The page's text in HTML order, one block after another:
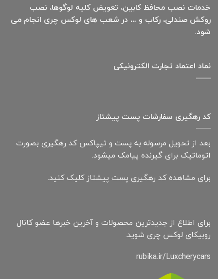
خدمات نصب محافظ کابین، تعویض کلیه لوگوها، نصب
روکش صندلی، رکاب و … در شعب های لوکس چری انجام می
شود.
نماد اعتماد تجارت الكترونیكی
کد رهگیری سفارشات پست پیشتاز
بعد از تحویل مرسوله به پست و تیپاکس کد رهگیری بصورت
اتوماتیک برای گیرنده پیامک میشود.
برای مشاهده کد رهگیری پست پیشتاز کلیک کنید.
برای اطلاع از جدیدترین محصولات و آخرین خبرها عضو کانال
روبیکای لوکس چری شوید.
rubika.ir/Luxcherycars